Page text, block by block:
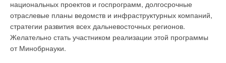
национальных проектов и госпрограмм, долгосрочные
отраслевые планы ведомств и инфраструктурных компаний,
стратегии развития всех дальневосточных регионов.
Желательно стать участником реализации этой программы
от Минобрнауки.